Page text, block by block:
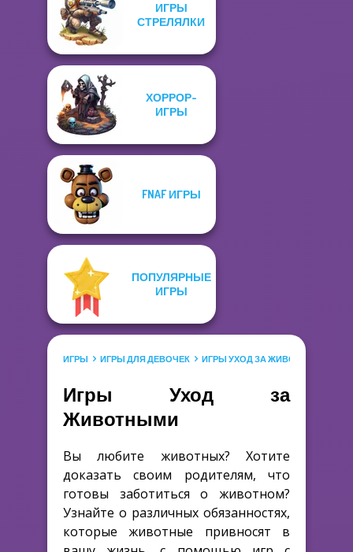
ИГРЫ
СТРЕЛЯЛКИ
ХОРРОР-
ИГРЫ
FNAF ИГРЫ
ПОПУЛЯРНЫЕ
ИГРЫ
ИГРЫ ИГРЫ ДЛЯ ДЕВОЧЕК ИГРЫ УХОД ЗА ЖИВОТНЫМИ
Игры Уход за
Животными
Вы любите животных? Хотите
доказать своим родителям, что
готовы заботиться о животном?
Узнайте о различных обязанностях,
которые животные привносят в